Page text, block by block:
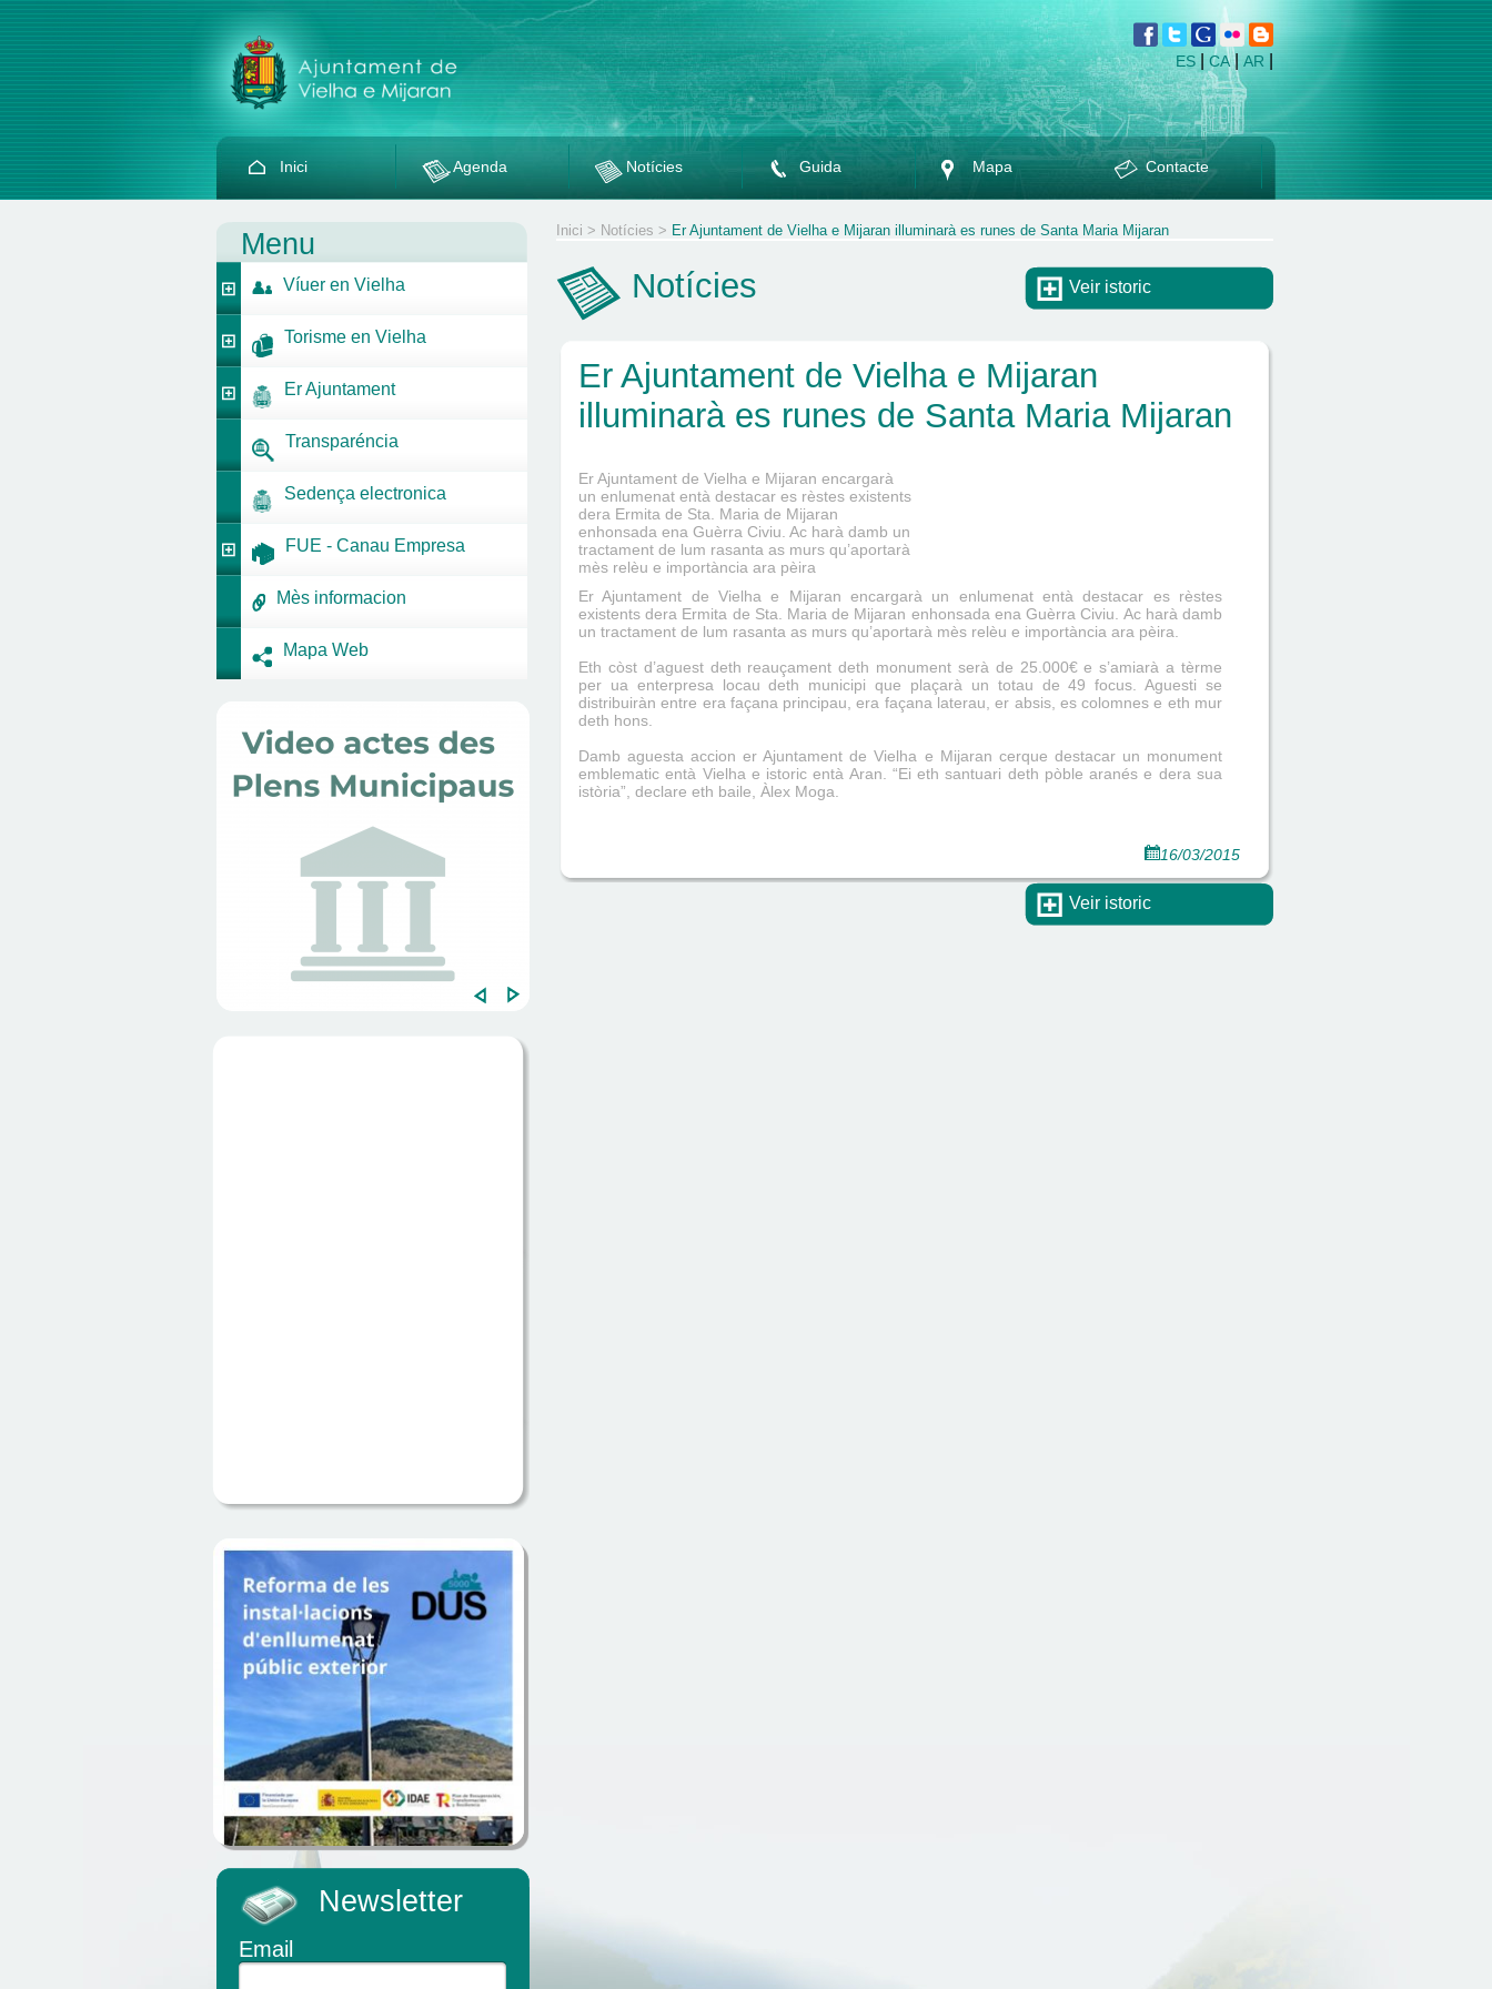
ES CA | AR
Inici Agenda Notícies Guida Mapa Contacte
Menu
Víuer en Vielha
Torisme en Vielha
Er Ajuntament
Transparéncia
Sedença electronica
FUE - Canau Empresa
Mès informacion
Mapa Web
Newsletter
Email
Inici > Notícies > Er Ajuntament de Vielha e Mijaran illuminarà es runes de Santa Maria Mijaran
Notícies Veir istoric
Er Ajuntament de Vielha e Mijaran
illuminarà es runes de Santa Maria Mijaran
Er Ajuntament de Vielha e Mijaran encargarà
un enlumenat entà destacar es rèstes existents
dera Ermita de Sta. Maria de Mijaran
enhonsada ena Guèrra Civiu. Ac harà damb un
tractament de lum rasanta as murs qu’aportarà
mès relèu e importància ara pèira
Er Ajuntament de Vielha e Mijaran encargarà un enlumenat entà destacar es rèstes
existents dera Ermita de Sta. Maria de Mijaran enhonsada ena Guèrra Civiu. Ac harà damb
un tractament de lum rasanta as murs qu’aportarà mès relèu e importància ara pèira.
Eth còst d’aguest deth reauçament deth monument serà de 25.000€ e s’amiarà a tèrme
per ua enterpresa locau deth municipi que plaçarà un totau de 49 focus. Aguesti se
distribuiràn entre era façana principau, era façana laterau, er absis, es colomnes e eth mur
deth hons.
Damb aguesta accion er Ajuntament de Vielha e Mijaran cerque destacar un monument
emblematic entà Vielha e istoric entà Aran. “Ei eth santuari deth pòble aranés e dera sua
istòria”, declare eth baile, Àlex Moga.
16/03/2015
Veir istoric